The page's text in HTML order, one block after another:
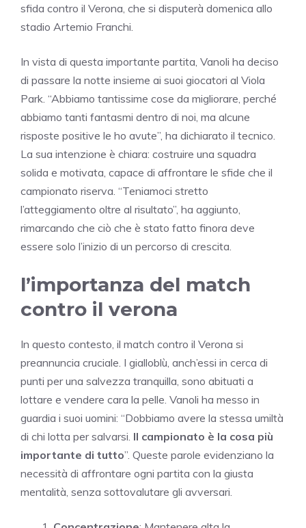
sfida contro il Verona, che si disputerà domenica allo
stadio Artemio Franchi.
In vista di questa importante partita, Vanoli ha deciso
di passare la notte insieme ai suoi giocatori al Viola
Park. “Abbiamo tantissime cose da migliorare, perché
abbiamo tanti fantasmi dentro di noi, ma alcune
risposte positive le ho avute”, ha dichiarato il tecnico.
La sua intenzione è chiara: costruire una squadra
solida e motivata, capace di affrontare le sfide che il
campionato riserva. “Teniamoci stretto
l’atteggiamento oltre al risultato”, ha aggiunto,
rimarcando che ciò che è stato fatto finora deve
essere solo l’inizio di un percorso di crescita.
l’importanza del match
contro il verona
In questo contesto, il match contro il Verona si
preannuncia cruciale. I gialloblù, anch’essi in cerca di
punti per una salvezza tranquilla, sono abituati a
lottare e vendere cara la pelle. Vanoli ha messo in
guardia i suoi uomini: “Dobbiamo avere la stessa umiltà
di chi lotta per salvarsi. Il campionato è la cosa più
importante di tutto”. Queste parole evidenziano la
necessità di affrontare ogni partita con la giusta
mentalità, senza sottovalutare gli avversari.